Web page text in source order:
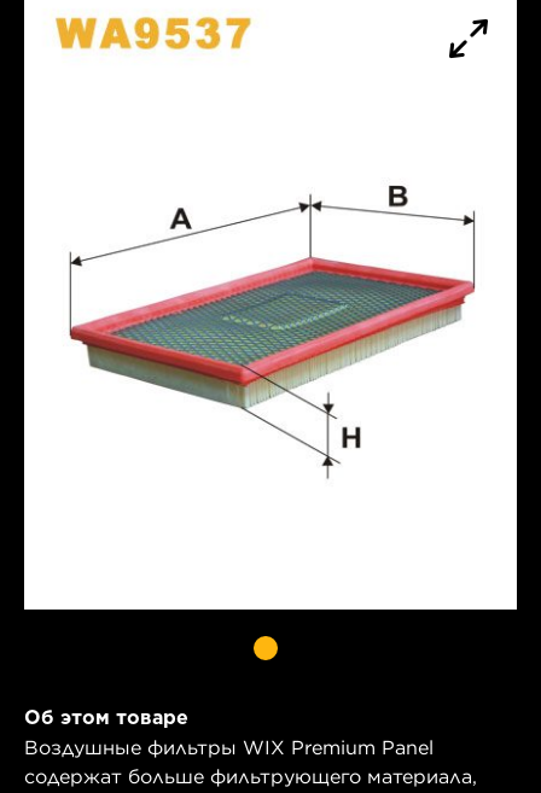
Об этом товаре
Воздушные фильтры WIX Premium Panel
содержат больше фильтрующего материала,